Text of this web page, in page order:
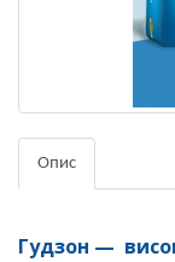
Опис
Гудзон —